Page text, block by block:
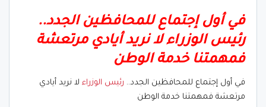
في أول إجتماع للمحافظين الجدد..
رئيس الوزراء لا نريد أيادي مرتعشة
فمهمتنا خدمة الوطن
في أول إجتماع للمحافظين الجدد.. رئيس الوزراء لا نريد أيادي
مرتعشة فمهمتنا خدمة الوطن